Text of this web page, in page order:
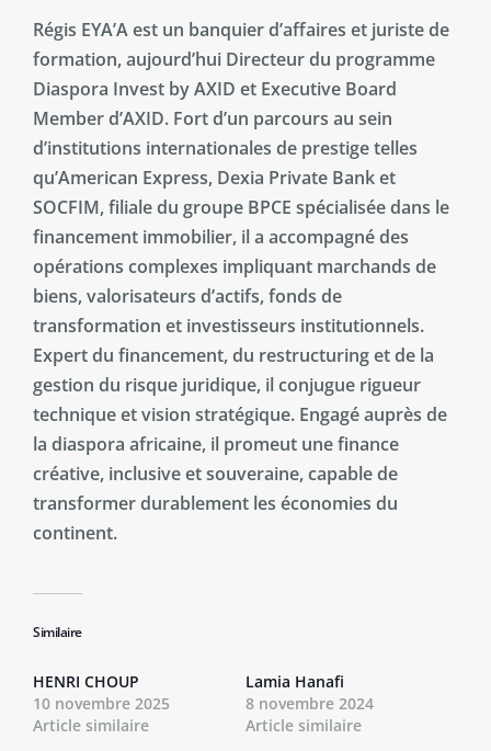
Régis EYA’A est un banquier d’affaires et juriste de
formation, aujourd’hui Directeur du programme
Diaspora Invest by AXID et Executive Board
Member d’AXID. Fort d’un parcours au sein
d’institutions internationales de prestige telles
qu’American Express, Dexia Private Bank et
SOCFIM, filiale du groupe BPCE spécialisée dans le
financement immobilier, il a accompagné des
opérations complexes impliquant marchands de
biens, valorisateurs d’actifs, fonds de
transformation et investisseurs institutionnels.
Expert du financement, du restructuring et de la
gestion du risque juridique, il conjugue rigueur
technique et vision stratégique. Engagé auprès de
la diaspora africaine, il promeut une finance
créative, inclusive et souveraine, capable de
transformer durablement les économies du
continent.
Similaire
HENRI CHOUP
10 novembre 2025
Article similaire
Lamia Hanafi
8 novembre 2024
Article similaire